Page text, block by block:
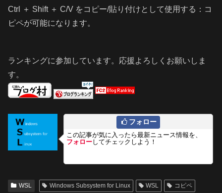
Ctrl ＋ Shift ＋ C/V をコピー/貼り付けとして使用する：コ
ピペが可能になります。
ランキングに参加しています。応援よろしくお願いしま
す。
フォロー
この記事が気に入ったら最新ニュース情報を、
フォローしてチェックしよう！
WSL Windows Subsystem for Linux WSL コピペ